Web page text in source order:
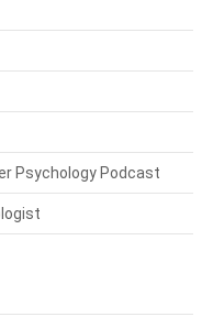
Psychology Podcast